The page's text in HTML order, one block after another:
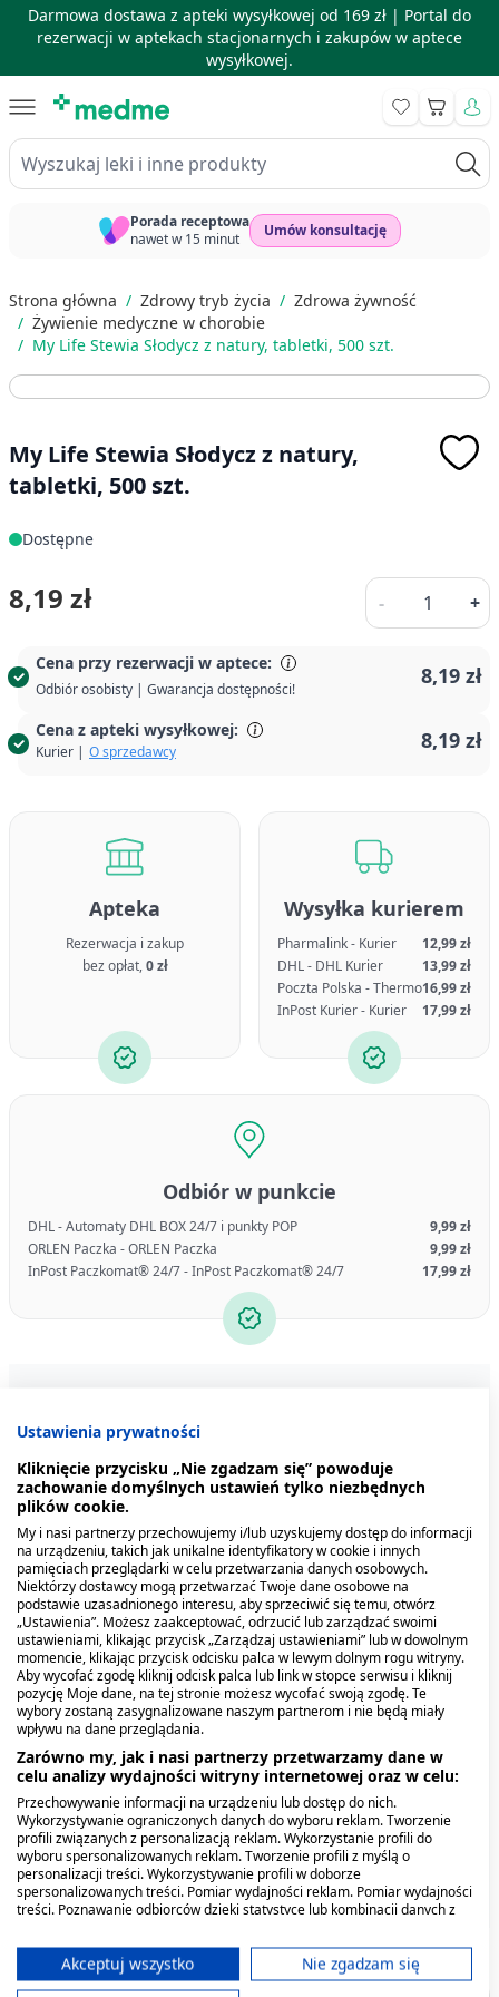
Darmowa dostawa z apteki wysyłkowej od 169 zł | Portal do
rezerwacji w aptekach stacjonarnych i zakupów w aptece
wysyłkowej.
Wyszukaj leki i inne produkty
Koszyk
Porada receptowa
nawet w 15 minut
Umów konsultację
Strona główna / Zdrowy tryb życia / Zdrowa żywność
/ Żywienie medyczne w chorobie
/ My Life Stewia Słodycz z natury, tabletki, 500 szt.
My Life Stewia Słodycz z natury,
tabletki, 500 szt.
Dostępne
Cena przy rezerwacji w aptece:
Odbiór osobisty | Gwarancja dostępności!
8,19 zł
Cena z apteki wysyłkowej:
Kurier | O sprzedawcy 8,19 zł
8,19 zł -
Ilość
+
Apteka
Rezerwacja i zakup
bez opłat,0 zł
Wysyłka kurierem
Pharmalink - Kurier
12,99 zł
DHL - DHL Kurier
13,99 zł
Poczta Polska - Thermo16,99 zł
InPost Kurier - Kurier
17,99 zł
Odbiór w punkcie
DHL - Automaty DHL BOX 24/7 i punkty POP
9,99 zł
ORLEN Paczka - ORLEN Paczka
9,99 zł
InPost Paczkomat® 24/7 - InPost Paczkomat® 24/7
17,99 zł
Myalgan+, tabl., 120 szt
63,29 zł
MYCOfast, płyn, 5 ml + 20
jednorazowych
48,39 zł
Symdiab, Glukoza płynna,
aromat truskawkowy,
saszetki, 10 szt.
19,39 zł
Morwa biała fix, saszetki,
Lublin)
7,99 zł
Tinctura Ginkgo bilobae
Phytopharm, płyn
doustny, 100 ml
15,29 zł
Nasiona lnu, zioło
3,99 zł
Ustawienia prywatności
Kliknięcie przycisku „Nie zgadzam się” powoduje
zachowanie domyślnych ustawień tylko niezbędnych
plików cookie.
My i nasi partnerzy przechowujemy i/lub uzyskujemy dostęp do informacji
na urządzeniu, takich jak unikalne identyfikatory w cookie i innych
pamięciach przeglądarki w celu przetwarzania danych osobowych.
Niektórzy dostawcy mogą przetwarzać Twoje dane osobowe na
podstawie uzasadnionego interesu, aby sprzeciwić się temu, otwórz
„Ustawienia”. Możesz zaakceptować, odrzucić lub zarządzać swoimi
ustawieniami, klikając przycisk „Zarządzaj ustawieniami” lub w dowolnym
momencie, klikając przycisk odcisku palca w lewym dolnym rogu witryny.
Aby wycofać zgodę kliknij odcisk palca lub link w stopce serwisu i kliknij
pozycję Moje dane, na tej stronie możesz wycofać swoją zgodę. Te
wybory zostaną zasygnalizowane naszym partnerom i nie będą miały
wpływu na dane przeglądania.
Zarówno my, jak i nasi partnerzy przetwarzamy dane w
celu analizy wydajności witryny internetowej oraz w celu:
Przechowywanie informacji na urządzeniu lub dostęp do nich.
Wykorzystywanie ograniczonych danych do wyboru reklam. Tworzenie
profili związanych z personalizacją reklam. Wykorzystanie profili do
wyboru spersonalizowanych reklam. Tworzenie profili z myślą o
personalizacji treści. Wykorzystywanie profili w doborze
spersonalizowanych treści. Pomiar wydajności reklam. Pomiar wydajności
treści. Poznawanie odbiorców dzięki statystyce lub kombinacji danych z
ograniczonych danych do wyboru treści.
Dane mogą być udostępniane poza Unię Europejską i wysyłane do USA.
Twoja zgoda i polityka cookie dotyczą wyłącznie tej witryny/aplikacji.
Akceptuj wszystko
Nie zgadzam się